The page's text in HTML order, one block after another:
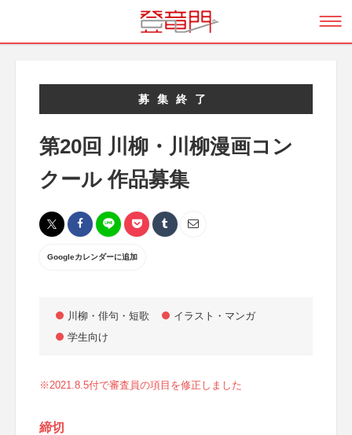
募集終了
第20回 川柳・川柳漫画コン
クール 作品募集
Googleカレンダーに追加
川柳・俳句・短歌
イラスト・マンガ
学生向け
※2021.8.5付で審査員の項目を修正しました
締切